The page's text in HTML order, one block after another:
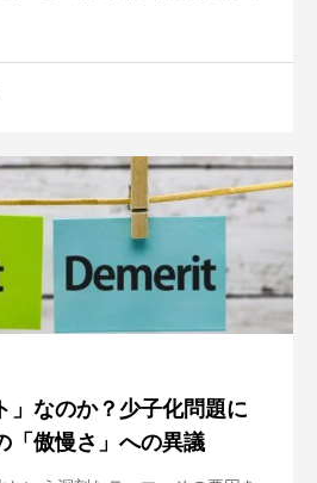
」なのか？少子化問題に
「傲慢さ」への異議